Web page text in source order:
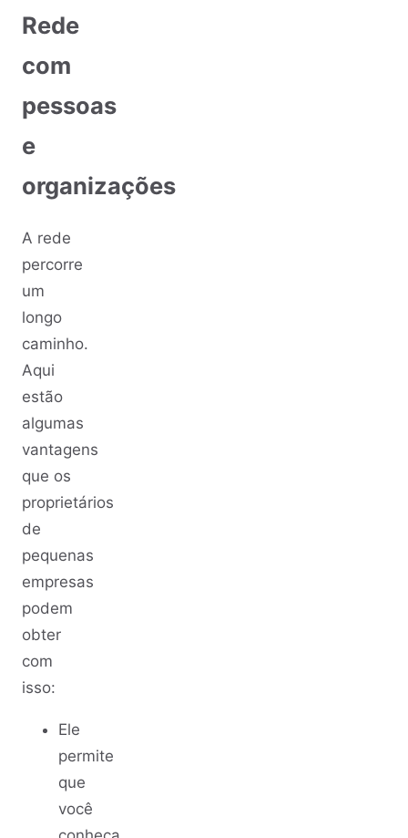
Rede
com
pessoas
e
organizações
A rede
percorre
um
longo
caminho.
Aqui
estão
algumas
vantagens
que os
proprietários
de
pequenas
empresas
podem
obter
com
isso:
Ele
permite
que
você